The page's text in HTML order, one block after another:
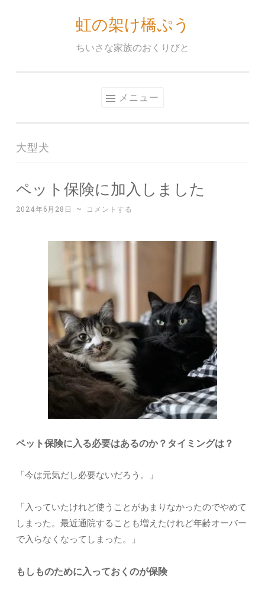
ッ
虹の架け橋ぷう
ちいさな家族のおくりびと
メニュー
大型犬
ペット保険に加入しました
2024年6月28日 ~ コメントする
ペット保険に入る必要はあるのか？タイミングは？
「今は元気だし必要ないだろう。」
「入っていたけれど使うことがあまりなかったのでやめて
しまった。最近通院することも増えたけれど年齢オーバー
で入らなくなってしまった。」
もしものために入っておくのが保険